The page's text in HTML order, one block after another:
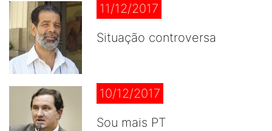
11/12/2017
Situação controversa
10/12/2017
Sou mais PT